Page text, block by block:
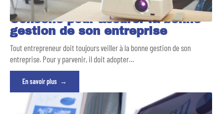
Conseils pour assurer la bonne
gestion de son entreprise
Tout entrepreneur doit toujours veiller à la bonne gestion de son
entreprise. Pour y parvenir, il doit adopter…
En savoir plus